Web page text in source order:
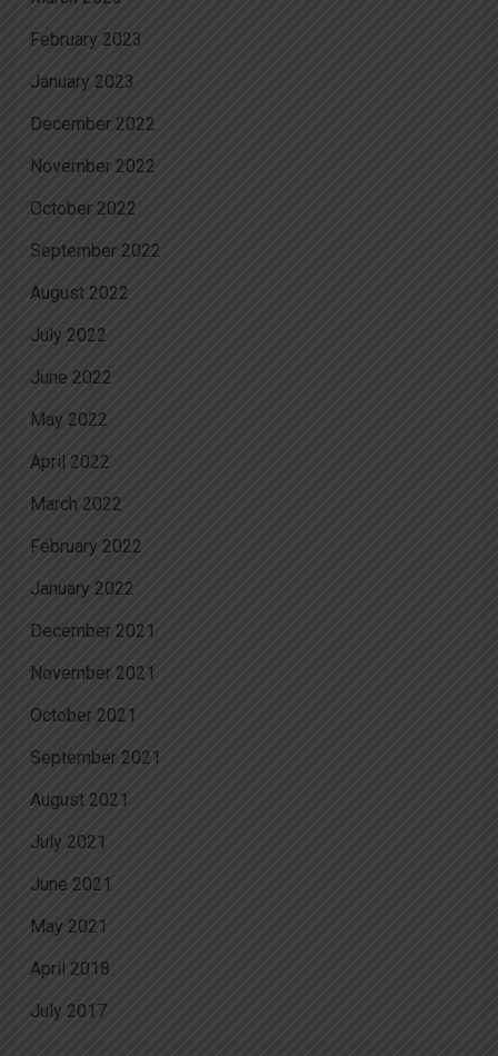
February 2023
January 2023
December 2022
November 2022
October 2022
September 2022
August 2022
July 2022
June 2022
May 2022
April 2022
March 2022
February 2022
January 2022
December 2021
November 2021
October 2021
September 2021
August 2021
July 2021
June 2021
May 2021
April 2018
July 2017